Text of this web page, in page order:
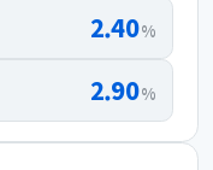
2.40%
2.90%